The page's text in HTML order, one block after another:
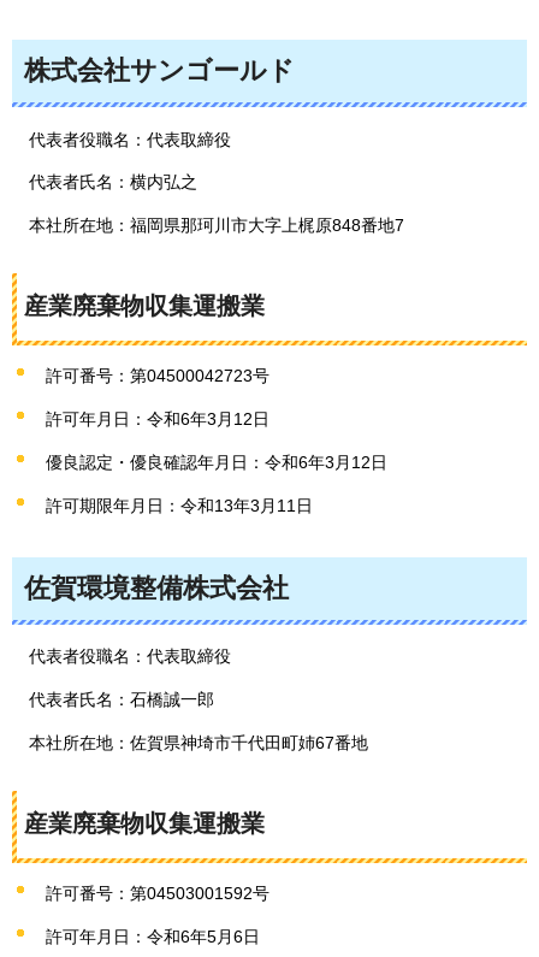
株式会社サンゴールド
代表者役職名：代表取締役
代表者氏名：横内弘之
本社所在地：福岡県那珂川市大字上梶原848番地7
産業廃棄物収集運搬業
許可番号：第04500042723号
許可年月日：令和6年3月12日
優良認定・優良確認年月日：令和6年3月12日
許可期限年月日：令和13年3月11日
佐賀環境整備株式会社
代表者役職名：代表取締役
代表者氏名：石橋誠一郎
本社所在地：佐賀県神埼市千代田町姉67番地
産業廃棄物収集運搬業
許可番号：第04503001592号
許可年月日：令和6年5月6日